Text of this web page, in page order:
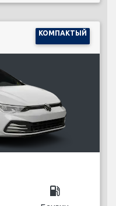
КОМПАКТЫЙ
local_gas_station